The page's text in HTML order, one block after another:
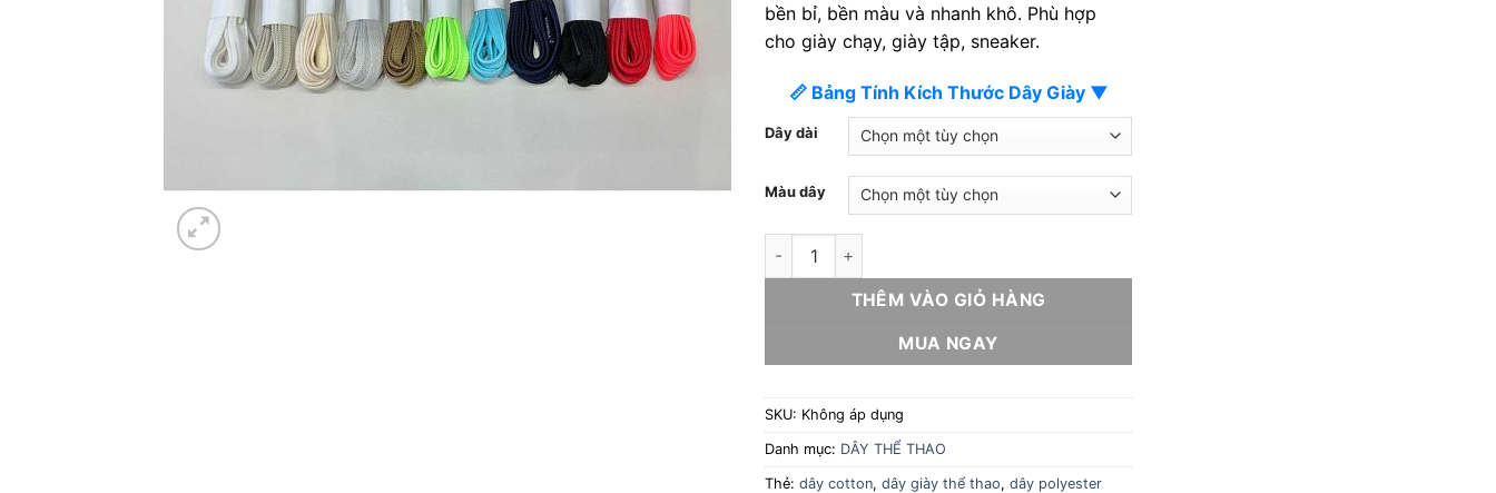
đến
35.000 ₫
bền bỉ, bền màu và nhanh khô. Phù hợp
cho giày chạy, giày tập, sneaker.
📏 Bảng Tính Kích Thước Dây Giày ▼
Dây dài
Màu dây
Dây giày thể thao sneaker dẹt cao cấp – New số lượng
THÊM VÀO GIỎ HÀNG
MUA NGAY
SKU: Không áp dụng
Danh mục: DÂY THỂ THAO
Thẻ: dây cotton, dây giày thể thao, dây polyester